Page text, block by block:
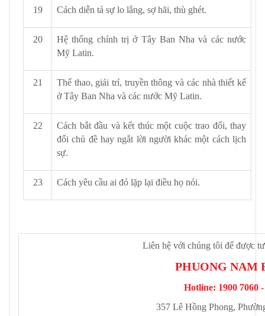
19 Cách diễn tả sự lo lắng, sợ hãi, thù ghét.
20
Hệ thống chính trị ở Tây Ban Nha và các nước
Mỹ Latin.
21
Thể thao, giải trí, truyền thông và các nhà thiết kế
ở Tây Ban Nha và các nước Mỹ Latin.
22
Cách bắt đầu và kết thúc một cuộc trao đổi, thay
đổi chủ đề hay ngắt lời người khác một cách lịch
sự.
23 Cách yêu cầu ai đó lặp lại điều họ nói.
Liên hệ với chúng tôi để được
PHUONG NAM
Hotline: 1900 7060
357 Lê Hồng Phong,